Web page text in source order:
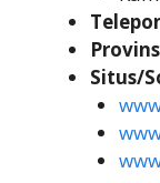
Situs/